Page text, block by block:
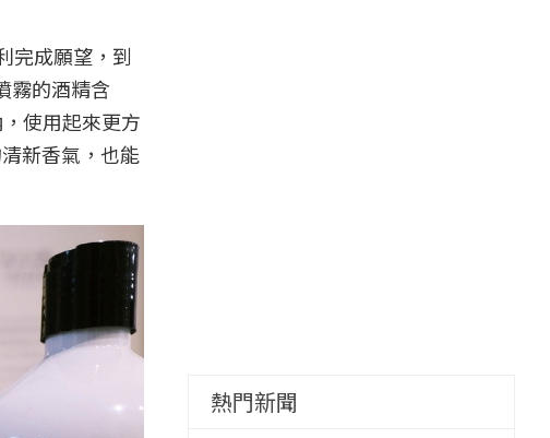
完成願望，到
霧的酒精含
使用起來更方
新香氣，也能
熱門新聞